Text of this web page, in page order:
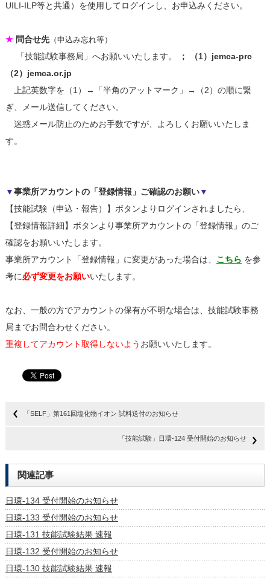
UILI-ILP等と共通）を使用してログインし、お申込みください。
★ 問合せ先（申込み忘れ等）
「技能試験事務局」へお願いいたします。
； （1）jemca-prc
（2）jemca.or.jp
上記英数字を（1）→「半角のアットマーク」→（2）の順に繋
ぎ、メール送信してください。
迷惑メール防止のためお手数ですが、よろしくお願いいたしま
す。
▼事業所アカウントの「登録情報」ご確認のお願い▼
【技能試験（申込・報告）】ボタンよりログインされましたら、
【登録情報詳細】ボタンより事業所アカウントの「登録情報」のご
確認をお願いいたします。
事業所アカウント「登録情報」に変更があった場合は、 こちら を参
考に必ず変更をお願いいたします。
なお、一般の方でアカウントの保有が不明な場合は、技能試験事務
局までお問合わせください。
重複してアカウント取得しないよう お願いいたします。
「SELF」第161回塩化物イオン 試料送付のお知らせ
「技能試験」日環-124 受付開始のお知らせ
関連記事
日環-134 受付開始のお知らせ
日環-133 受付開始のお知らせ
日環-131 技能試験結果 速報
日環-132 受付開始のお知らせ
日環-130 技能試験結果 速報